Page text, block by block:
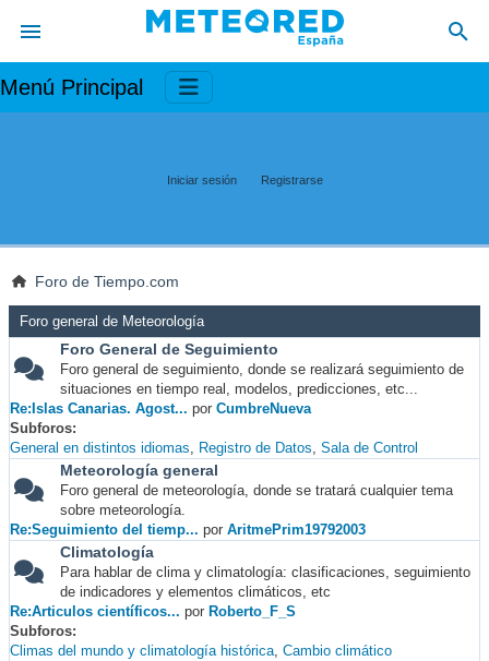
Menú Principal
Iniciar sesión Registrarse
Foro de Tiempo.com
Foro general de Meteorología
Foro General de Seguimiento
Foro general de seguimiento, donde se realizará seguimiento de
situaciones en tiempo real, modelos, predicciones, etc...
Re:Islas Canarias. Agost... por CumbreNueva
Subforos
General en distintos idiomas
Registro de Datos Sala de Control
Meteorología general
Foro general de meteorología, donde se tratará cualquier tema
sobre meteorología.
Re:Seguimiento del tiemp... por AritmePrim19792003
Climatología
Para hablar de clima y climatología: clasificaciones, seguimiento
de indicadores y elementos climáticos, etc
Re:Articulos científicos... por Roberto_F_S
Subforos
Climas del mundo y climatología histórica Cambio climático